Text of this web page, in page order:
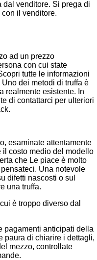
dal venditore. Si prega di
il venditore.
ad un prezzo
con cui state
tutte le informazioni
dei metodi di truffa è
realmente esistente. In
di contattarci per ulteriori
esaminate attentamente
il costo medio del modello
che Le piace è molto
Una notevole
difetti nascosti o sul
una truffa.
è troppo diverso dal
pagamenti anticipati della
paura di chiarire i dettagli,
mezzo, controllate